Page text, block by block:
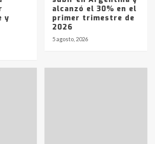
y
alcanzó el 30% en el
primer trimestre de
2026
5 agosto, 2026